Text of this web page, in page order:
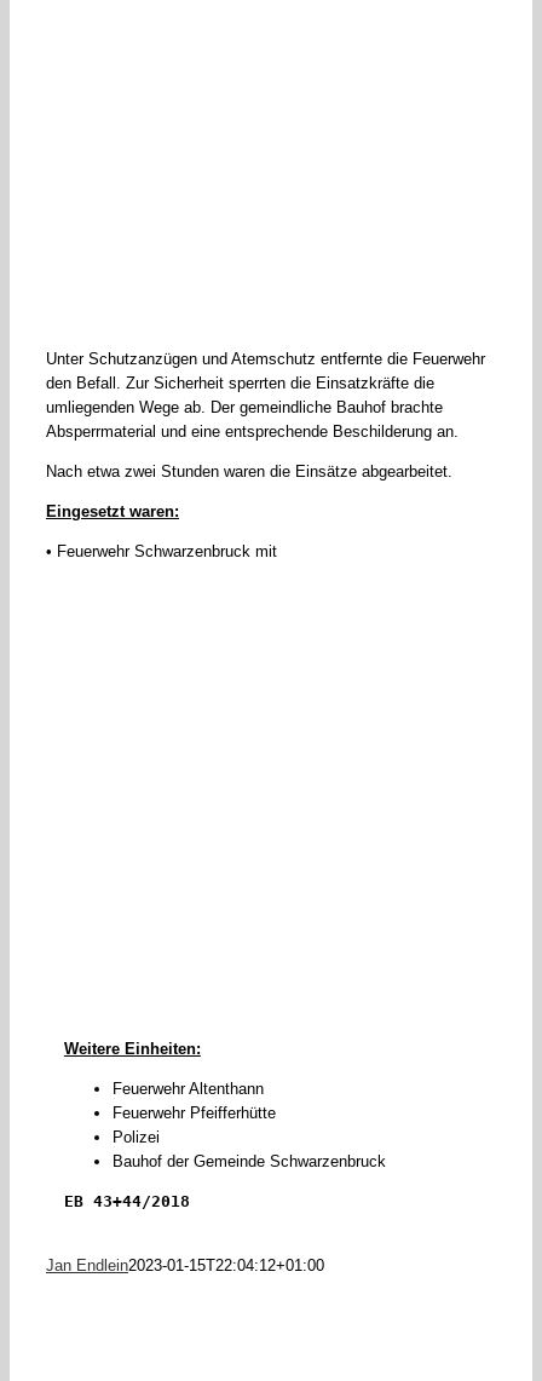
Unter Schutzanzügen und Atemschutz entfernte die Feuerwehr
den Befall. Zur Sicherheit sperrten die Einsatzkräfte die
umliegenden Wege ab. Der gemeindliche Bauhof brachte
Absperrmaterial und eine entsprechende Beschilderung an.
Nach etwa zwei Stunden waren die Einsätze abgearbeitet.
Eingesetzt waren:
• Feuerwehr Schwarzenbruck mit
Weitere Einheiten:
Feuerwehr Altenthann
Feuerwehr Pfeifferhütte
Polizei
Bauhof der Gemeinde Schwarzenbruck
EB 43+44/2018
Jan Endlein2023-01-15T22:04:12+01:00